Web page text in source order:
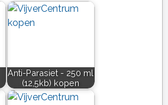
Anti-Parasiet - 250 ml
(12,5kb) kopen